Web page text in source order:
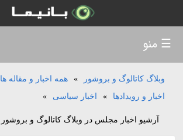
وبلاگ کاتالوگ و بروشور » همه اخبار و مقاله ها
اخبار و رویدادها
» اخبار سیاسی »
آرشیو اخبار مجلس در وبلاگ کاتالوگ و بروشور
☰ منو